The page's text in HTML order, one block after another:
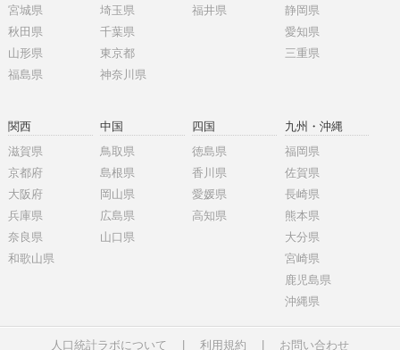
宮城県
秋田県
山形県
福島県
埼玉県
千葉県
東京都
神奈川県
福井県
静岡県
愛知県
三重県
関西
滋賀県
京都府
大阪府
兵庫県
奈良県
和歌山県
中国
鳥取県
島根県
岡山県
広島県
山口県
四国
徳島県
香川県
愛媛県
高知県
九州・沖縄
福岡県
佐賀県
長崎県
熊本県
大分県
宮崎県
鹿児島県
沖縄県
人口統計ラボについて 利用規約 お問い合わせ